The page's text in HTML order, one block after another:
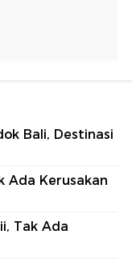
Bali, Destinasi
Ada Kerusakan
Tak Ada